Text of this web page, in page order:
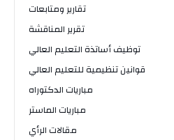
تقارير ومتابعات
تقرير المناقشة
توظيف أساتذة التعليم العالي
قوانين تنظيمية للتعليم العالي
مباريات الدكتوراه
مباريات الماستر
مقالات الرأي